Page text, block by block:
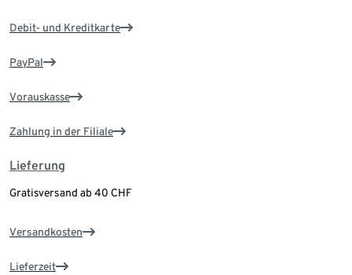
Debit- und Kreditkarte
PayPal
Vorauskasse
Zahlung in der Filiale
Lieferung
Gratisversand ab 40 CHF
Versandkosten
Lieferzeit